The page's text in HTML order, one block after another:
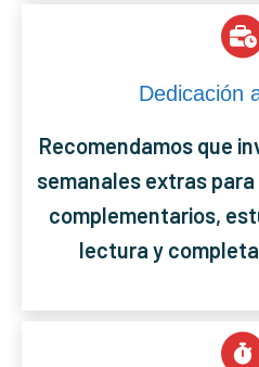
Dedicación
Recomendamos que
semanales extras
complementarios,
lectura y